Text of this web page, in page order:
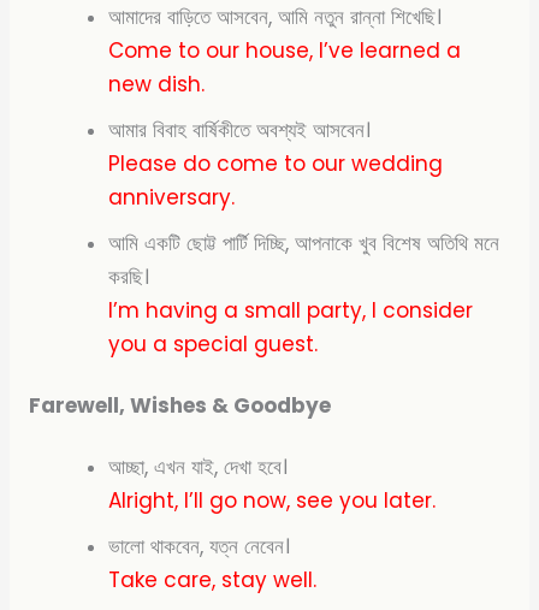
আমাদের বাড়িতে আসবেন, আমি নতুন রান্না শিখেছি।
Come to our house, I’ve learned a
new dish.
আমার বিবাহ বার্ষিকীতে অবশ্যই আসবেন।
Please do come to our wedding
anniversary.
আমি একটি ছোট্ট পার্টি দিচ্ছি, আপনাকে খুব বিশেষ অতিথি মনে
করছি।
I’m having a small party, I consider
you a special guest.
Farewell, Wishes & Goodbye
আচ্ছা, এখন যাই, দেখা হবে।
Alright, I’ll go now, see you later.
ভালো থাকবেন, যত্ন নেবেন।
Take care, stay well.